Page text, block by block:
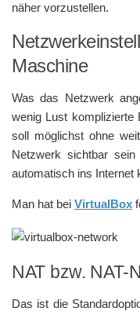
näher vorzustellen.
Maschine
Was das Netzwerk
wenig Lust komplizierte
soll möglichst ohne
Netzwerk sichtbar
automatisch ins Internet
Man hat bei VirtualBox
NAT bzw. NAT-
Das ist die